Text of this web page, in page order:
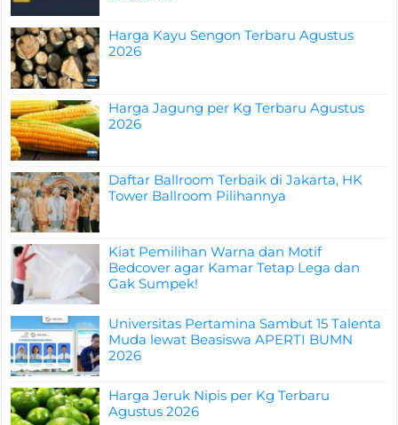
Harga Kayu Sengon Terbaru Agustus
2026
Harga Jagung per Kg Terbaru Agustus
2026
Daftar Ballroom Terbaik di Jakarta, HK
Tower Ballroom Pilihannya
Kiat Pemilihan Warna dan Motif
Bedcover agar Kamar Tetap Lega dan
Gak Sumpek!
Universitas Pertamina Sambut 15 Talenta
Muda lewat Beasiswa APERTI BUMN
2026
Harga Jeruk Nipis per Kg Terbaru
Agustus 2026